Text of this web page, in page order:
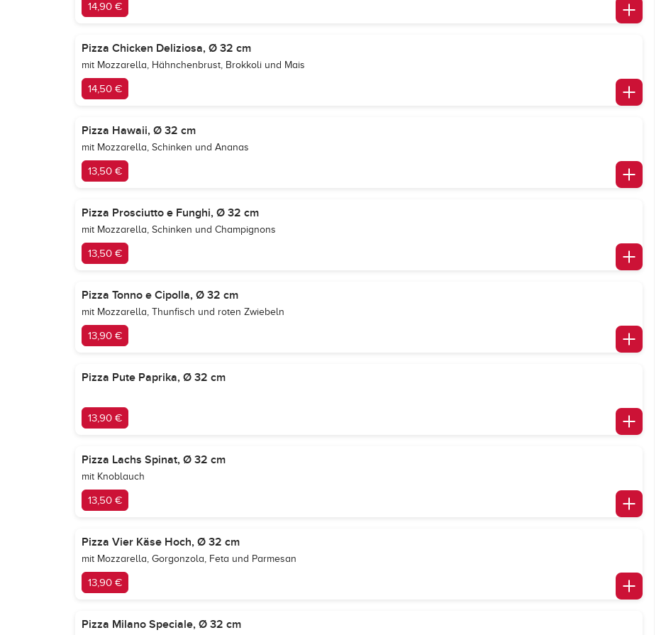
14,90 €
Pizza Chicken Deliziosa, Ø 32 cm
mit Mozzarella, Hähnchenbrust, Brokkoli und Mais
14,50 €
Pizza Hawaii, Ø 32 cm
mit Mozzarella, Schinken und Ananas
13,50 €
Pizza Prosciutto e Funghi, Ø 32 cm
mit Mozzarella, Schinken und Champignons
13,50 €
Pizza Tonno e Cipolla, Ø 32 cm
mit Mozzarella, Thunfisch und roten Zwiebeln
13,90 €
Pizza Pute Paprika, Ø 32 cm
13,90 €
Pizza Lachs Spinat, Ø 32 cm
mit Knoblauch
13,50 €
Pizza Vier Käse Hoch, Ø 32 cm
mit Mozzarella, Gorgonzola, Feta und Parmesan
13,90 €
Pizza Milano Speciale, Ø 32 cm